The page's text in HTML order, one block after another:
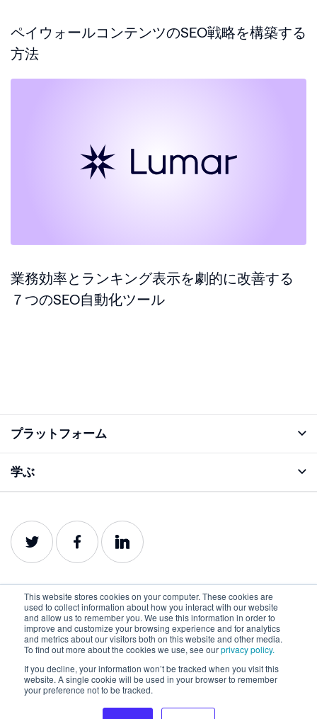
This website stores cookies on your computer. These cookies are
used to collect information about how you interact with our website
and allow us to remember you. We use this information in order to
improve and customize your browsing experience and for analytics
and metrics about our visitors both on this website and other media.
To find out more about the cookies we use, see ourprivacy policy.
If you decline, your information won’t be tracked when you visit this
website. A single cookie will be used in your browser to remember
your preference not to be tracked.
ペイウォールコンテンツのSEO戦略を構築する
方法
業務効率とランキング表示を劇的に改善する
７つのSEO自動化ツール
プラットフォーム
学ぶ
プロダクトガイド
日本語
プライバシーポリ
シー
©2022-2026 Lumar. All rights reserved.